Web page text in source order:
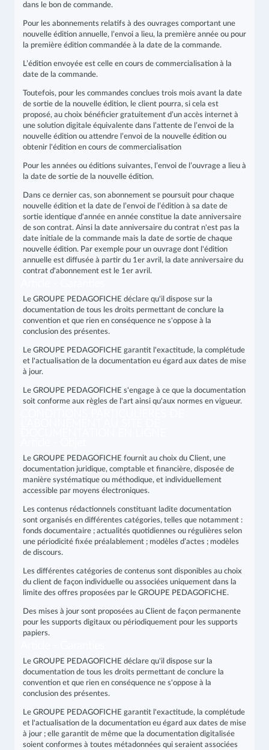
dans le bon de commande.
Pour les abonnements relatifs à des ouvrages comportant une
nouvelle édition annuelle, l’envoi a lieu, la première année ou pour
la première édition commandée à la date de la commande.
L’édition envoyée est celle en cours de commercialisation à la
date de la commande.
Toutefois, pour les commandes conclues trois mois avant la date
de sortie de la nouvelle édition, le client pourra, si cela est
proposé, au choix bénéficier gratuitement d’un accès internet à
une solution digitale équivalente dans l’attente de l’envoi de la
nouvelle édition ou attendre l’envoi de la nouvelle édition ou
obtenir l'édition en cours de commercialisation
Pour les années ou éditions suivantes, l’envoi de l’ouvrage a lieu à
la date de sortie de la nouvelle édition.
Dans ce dernier cas, son abonnement se poursuit pour chaque
nouvelle édition et la date de l’envoi de l’édition à sa date de
sortie identique d'année en année constitue la date anniversaire
de son contrat. Ainsi la date anniversaire du contrat n'est pas la
date initiale de la commande mais la date de sortie de chaque
nouvelle édition. Par exemple pour un ouvrage dont l'édition
annuelle est diffusée à partir du 1er avril, la date anniversaire du
contrat d'abonnement est le 1er avril.
Le GROUPE PEDAGOFICHE déclare qu'il dispose sur la
documentation de tous les droits permettant de conclure la
convention et que rien en conséquence ne s'oppose à la
conclusion des présentes.
Le GROUPE PEDAGOFICHE garantit l'exactitude, la complétude
et l'actualisation de la documentation eu égard aux dates de mise
à jour.
Le GROUPE PEDAGOFICHE s'engage à ce que la documentation
soit conforme aux règles de l'art ainsi qu'aux normes en vigueur.
Le GROUPE PEDAGOFICHE fournit au choix du Client, une
documentation juridique, comptable et financière, disposée de
manière systématique ou méthodique, et individuellement
accessible par moyens électroniques.
Les contenus rédactionnels constituant ladite documentation
sont organisés en différentes catégories, telles que notamment :
fonds documentaire ; actualités quotidiennes ou régulières selon
une périodicité fixée préalablement ; modèles d’actes ; modèles
de discours.
Les différentes catégories de contenus sont disponibles au choix
du client de façon individuelle ou associées uniquement dans la
limite des offres proposées par le GROUPE PEDAGOFICHE.
Des mises à jour sont proposées au Client de façon permanente
pour les supports digitaux ou périodiquement pour les supports
papiers.
Le GROUPE PEDAGOFICHE déclare qu'il dispose sur la
documentation de tous les droits permettant de conclure la
convention et que rien en conséquence ne s'oppose à la
conclusion des présentes.
Le GROUPE PEDAGOFICHE garantit l'exactitude, la complétude
et l'actualisation de la documentation eu égard aux dates de mise
à jour ; elle garantit de même que la documentation digitalisée
soient conformes à toutes métadonnées qui seraient associées